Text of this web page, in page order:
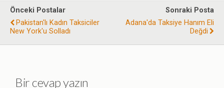
Önceki Postalar
Pakistan'lı Kadın Taksiciler
New York'u Solladı
Sonraki Posta
Adana'da Taksiye Hanım Eli
Değdi
Bir cevap yazın